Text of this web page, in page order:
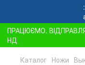
ПРАЦЮЄМО.
НД
Каталог Ножи